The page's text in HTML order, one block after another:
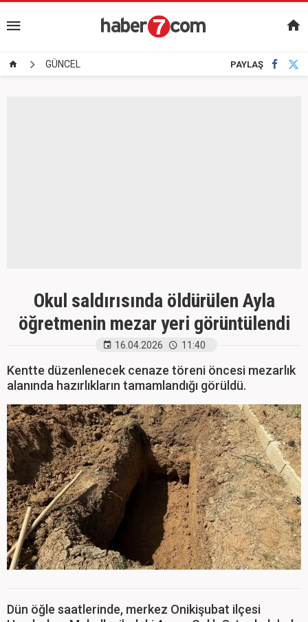
GÜNCEL PAYLAŞ
Okul saldırısında öldürülen Ayla
öğretmenin mezar yeri görüntülendi
16.04.2026 11:40
Kentte düzenlenecek cenaze töreni öncesi mezarlık
alanında hazırlıkların tamamlandığı görüldü.
Dün öğle saatlerinde, merkez Onikişubat ilçesi